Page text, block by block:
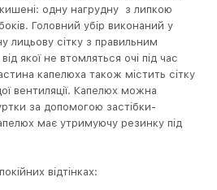
одну нагрудну з липкою
Головний убір виконаний у
лицьову сітку з правильним
якої не втомляться очі під час
капелюха також містить сітку
вентиляції. Капелюх можна
за допомогою застібки-
має утримуючу резинку під
відтінках: